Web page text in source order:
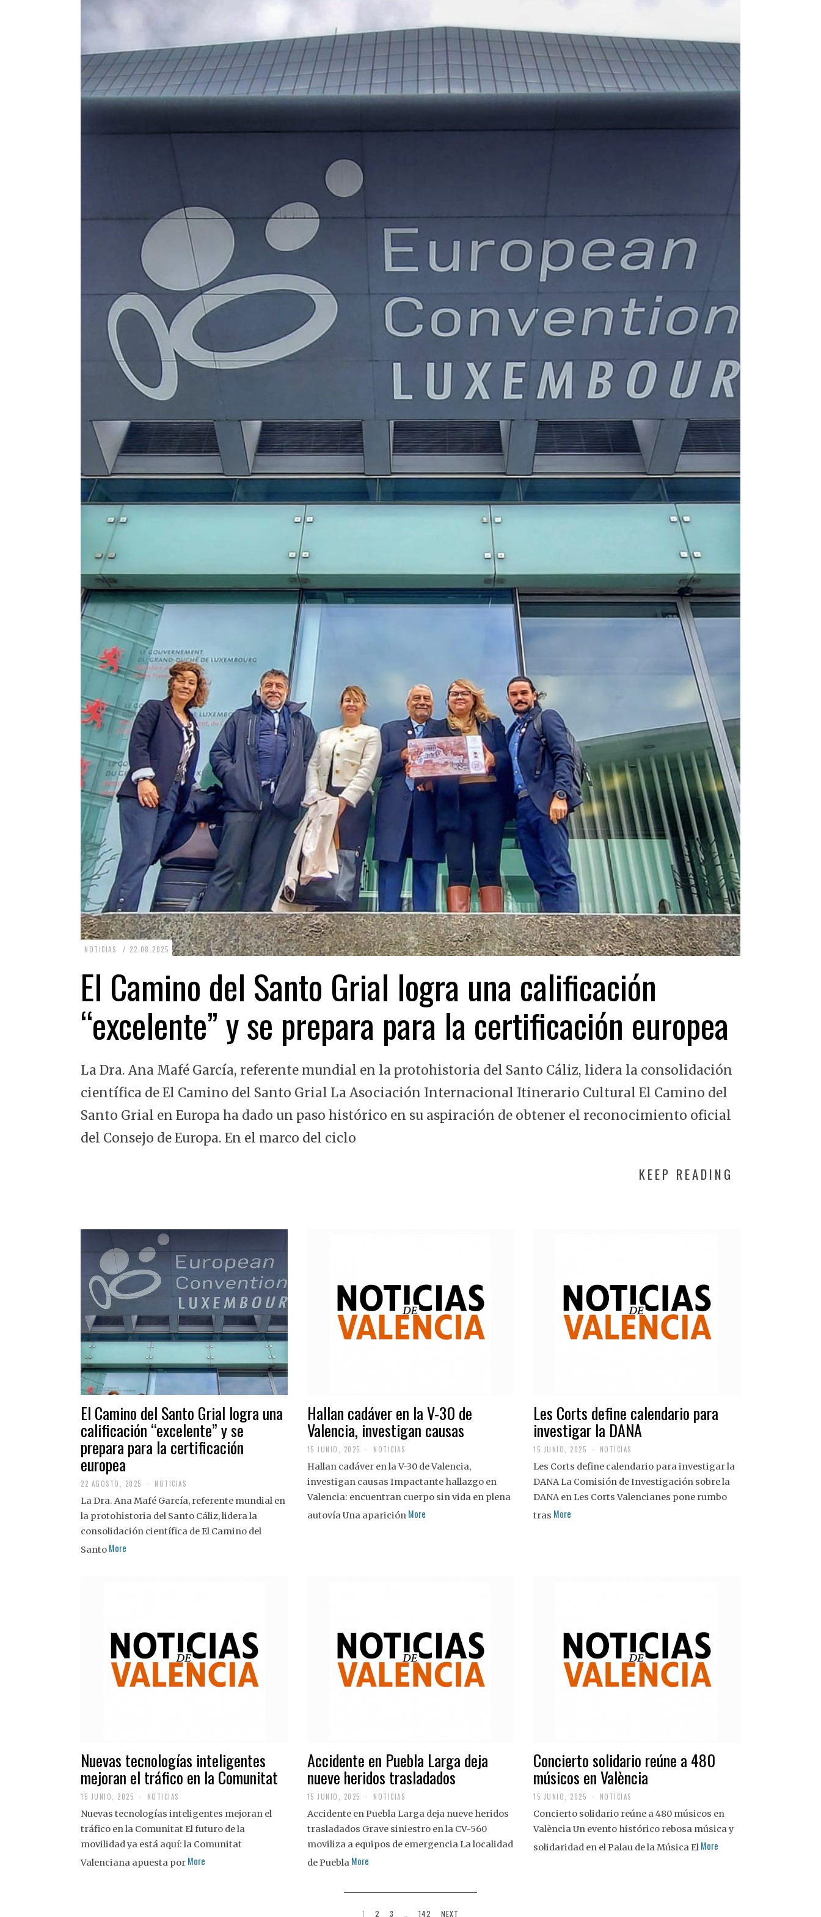
NOTICIAS 22.08.2025 2
.
0
0
2
El Camino del Santo Grial logra una calificación
“excelente” y se prepara para la certificación europea
La Dra. Ana Mafé García, referente mundial en la protohistoria del Santo Cáliz, lidera la consolidación
científica de El Camino del Santo Grial La Asociación Internacional Itinerario Cultural El Camino del
Santo Grial en Europa ha dado un paso histórico en su aspiración de obtener el reconocimiento oficial
del Consejo de Europa. En el marco del ciclo
KEEP READING
El Camino del Santo Grial logra una
calificación “excelente” y se
prepara para la certificación
europea
22 AGOSTO, 2025
A
G
O
S
NOTICIAS
La Dra. Ana Mafé García, referente mundial en
la protohistoria del Santo Cáliz, lidera la
consolidación científica de El Camino del
Santo More
Hallan cadáver en la V-30 de
Valencia, investigan causas
15 JUNIO, 2025 NOTICIAS
Hallan cadáver en la V-30 de Valencia,
investigan causas Impactante hallazgo en
Valencia: encuentran cuerpo sin vida en plena
autovía Una aparición More
Les Corts define calendario para
investigar la DANA
15 JUNIO, 2025 NOTICIAS
Les Corts define calendario para investigar la
DANA La Comisión de Investigación sobre la
DANA en Les Corts Valencianes pone rumbo
tras More
Nuevas tecnologías inteligentes
mejoran el tráfico en la Comunitat
15 JUNIO, 2025 NOTICIAS
Nuevas tecnologías inteligentes mejoran el
tráfico en la Comunitat El futuro de la
movilidad ya está aquí: la Comunitat
Valenciana apuesta por More
Accidente en Puebla Larga deja
nueve heridos trasladados
15 JUNIO, 2025 NOTICIAS
Accidente en Puebla Larga deja nueve heridos
trasladados Grave siniestro en la CV-560
moviliza a equipos de emergencia La localidad
de Puebla More
Concierto solidario reúne a 480
músicos en València
15 JUNIO, 2025 NOTICIAS
Concierto solidario reúne a 480 músicos en
València Un evento histórico rebosa música y
solidaridad en el Palau de la Música El More
1 2 3 … 142 NEXT